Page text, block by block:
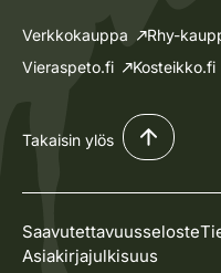
Verkkokauppa Rhy-
Vieraspeto.fi
Kosteikko.fi
Takaisin ylös
Saavutettavuusseloste
Asiakirjajulkisuus